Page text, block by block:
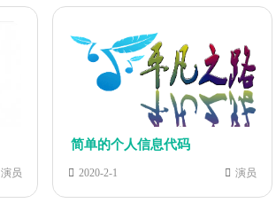
演员
简单的个人信息代码
2020-2-1 演员